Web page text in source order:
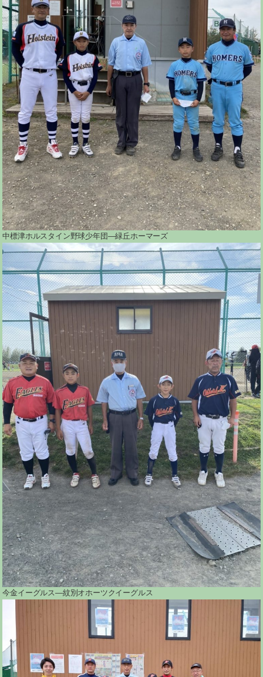
中標津ホルスタイン野球少年団―緑丘ホーマーズ
今金イーグルス―紋別オホーツクイーグルス